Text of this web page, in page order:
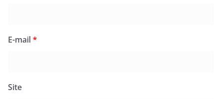
E-mail*
Site